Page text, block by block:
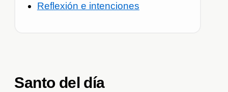
Reflexión e intenciones
Santo del día